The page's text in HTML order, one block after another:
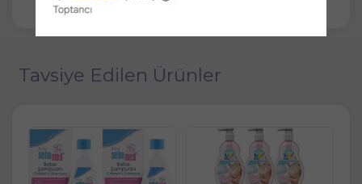
Tavsiye Edilen Ürünler